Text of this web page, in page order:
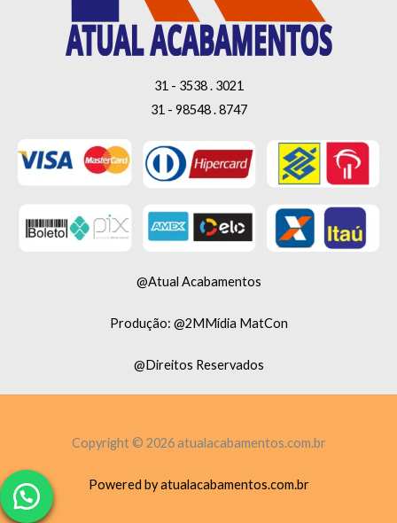
31 - 3538 . 3021
31 - 98548 . 8747
@Atual Acabamentos
Produção: @2MMídia MatCon
@Direitos Reservados
Copyright © 2026 atualacabamentos.com.br
Powered by atualacabamentos.com.br